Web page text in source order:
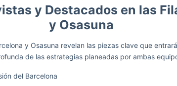
y Destacados en las
y Osasuna
y Osasuna revelan las piezas clave que
de las estrategias planeadas por ambas
del Barcelona